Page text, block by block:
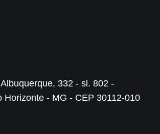
332 - sl. 802 -
Horizonte - MG - CEP 30112-010